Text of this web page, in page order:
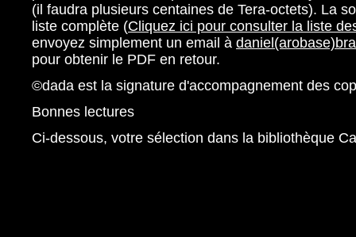
(il faudra plusieurs centaines de Tera-octets). La
liste complète (Cliquez ici pour consulter la liste
envoyez simplement un email à
pour obtenir le PDF en retour.
©dada est la signature d'accompagnement des
Bonnes lectures
Ci-dessous, votre sélection dans la bibliothèque